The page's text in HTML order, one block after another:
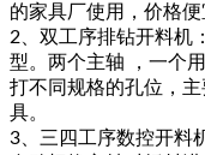
的家具厂使用，价格便
2、双工序排钻开料机
型。两个主轴 ，一个
打不同规格的孔位，
具。
3、三四工序数控开料